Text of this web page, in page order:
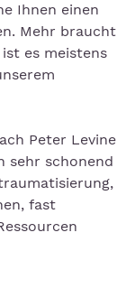
Ihnen einen
Mehr braucht
es meistens
Peter Levine
sehr schonend
fast